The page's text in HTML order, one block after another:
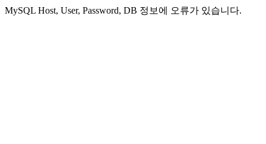
MySQL Host, User, Password, DB 정보에 오류가 있습니다.